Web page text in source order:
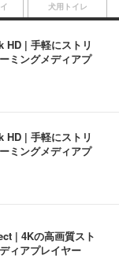
HD | 手軽にストリ
ミングメディアプ
HD | 手軽にストリ
ミングメディアプ
| 4Kの高画質スト
ィアプレイヤー
犬用トイレ